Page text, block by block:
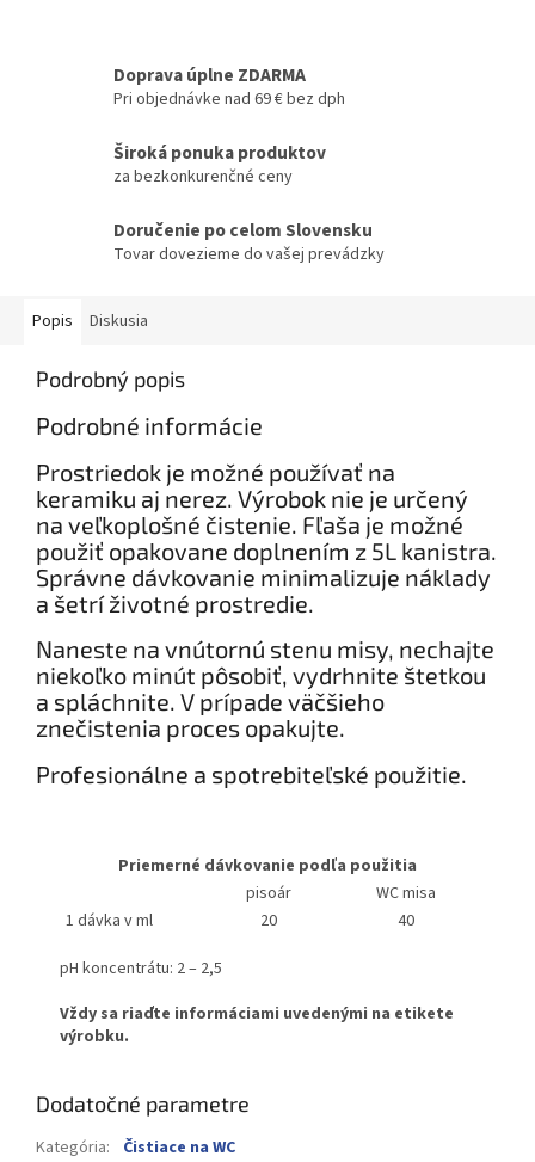
Doprava úplne ZDARMA
Pri objednávke nad 69 € bez dph
Široká ponuka produktov
za bezkonkurenčné ceny
Doručenie po celom Slovensku
Tovar dovezieme do vašej prevádzky
Popis Diskusia
Podrobný popis
Podrobné informácie
Prostriedok je možné používať na
keramiku aj nerez. Výrobok nie je určený
na veľkoplošné čistenie. Fľaša je možné
použiť opakovane doplnením z 5L kanistra.
Správne dávkovanie minimalizuje náklady
a šetrí životné prostredie.
Naneste na vnútornú stenu misy, nechajte
niekoľko minút pôsobiť, vydrhnite štetkou
a spláchnite. V prípade väčšieho
znečistenia proces opakujte.
Profesionálne a spotrebiteľské použitie.
Priemerné dávkovanie podľa použitia
pisoár
WC misa
1 dávka v ml
20
40
pH koncentrátu: 2 – 2,5
Vždy sa riaďte informáciami uvedenými na etikete
výrobku.
Dodatočné parametre
Kategória:
Čistiace na WC